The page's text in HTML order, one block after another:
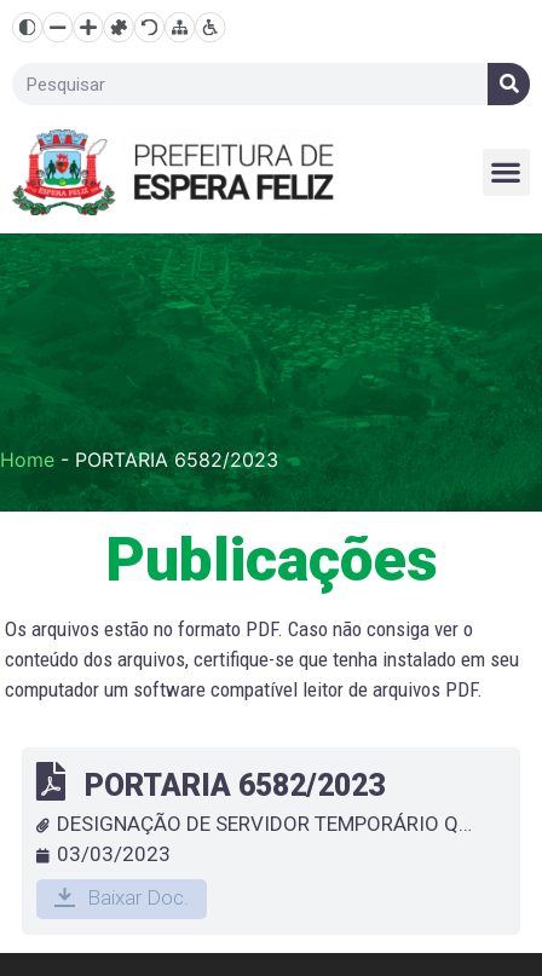
Home - PORTARIA 6582/2023
Publicações
Os arquivos estão no formato PDF. Caso não consiga ver o
conteúdo dos arquivos, certifique-se que tenha instalado em seu
computador um software compatível leitor de arquivos PDF.
PORTARIA 6582/2023
DESIGNAÇÃO DE SERVIDOR TEMPORÁRIO QUE ESPECIFICA - BRUNA GOMES AFONSO
03/03/2023
Baixar Doc.